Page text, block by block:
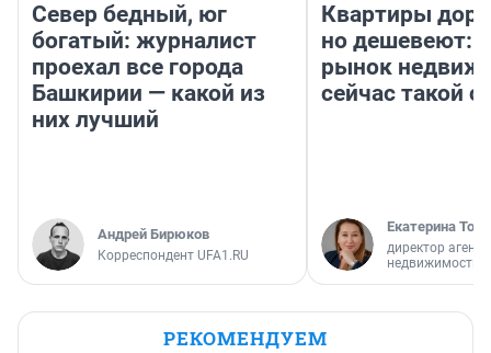
Север бедный, юг
богатый: журналист
проехал все города
Башкирии — какой из
них лучший
Андрей Бирюков
Корреспондент UFA1.RU
Квартиры
но дешевеют:
рынок
сейчас такой
Екатерина
директор
недвижимости
РЕКОМЕНДУЕМ